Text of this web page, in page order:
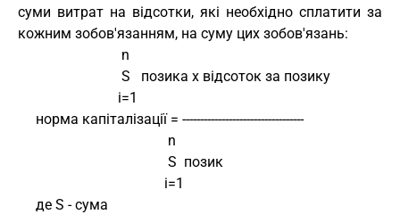
суми витрат на відсотки, які необхідно сплатити за
кожним зобов'язанням, на суму цих зобов'язань:
                             n
                             S   позика x відсоток за позику
                            i=1
     норма капіталізації = ----------------------------------
                                          n
                                          S  позик
                                         i=1
     де S - сума